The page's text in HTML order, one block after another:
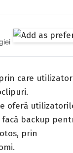
care
oferă
backup
prin